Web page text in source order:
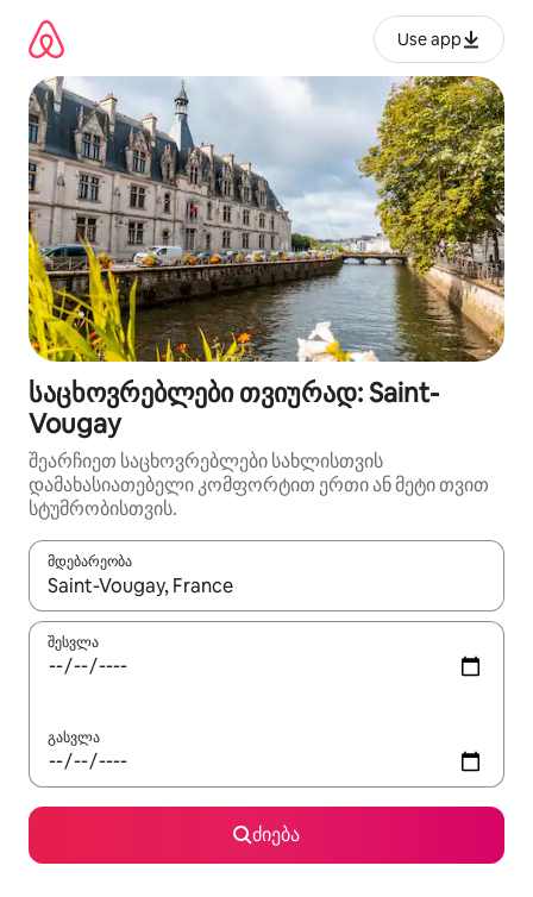
გადასვლა
Use app
საცხოვრებლები თვიურად: Saint-
Vougay
შეარჩიეთ საცხოვრებლები სახლისთვის
დამახასიათებელი კომფორტით ერთი ან მეტი თვით
სტუმრობისთვის.
მდებარეობა
როცა შედეგები ხელმისაწვდომი გახდება, ნავიგაციისთვის
შესვლა
გასვლა
ძიება